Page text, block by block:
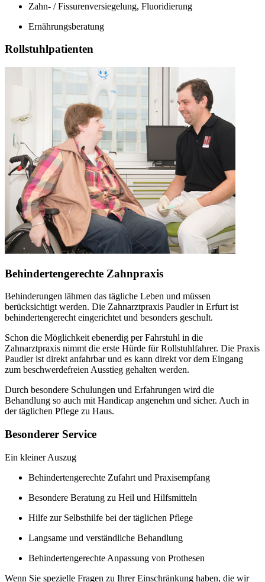
Zahn- / Fissurenversiegelung, Fluoridierung
Ernährungsberatung
Rollstuhlpatienten
Behindertengerechte Zahnpraxis
Behinderungen lähmen das tägliche Leben und müssen
berücksichtigt werden. Die Zahnarztpraxis Paudler in Erfurt ist
behindertengerecht eingerichtet und besonders geschult.
Schon die Möglichkeit ebenerdig per Fahrstuhl in die
Zahnarztpraxis nimmt die erste Hürde für Rollstuhlfahrer. Die Praxis
Paudler ist direkt anfahrbar und es kann direkt vor dem Eingang
zum beschwerdefreien Ausstieg gehalten werden.
Durch besondere Schulungen und Erfahrungen wird die
Behandlung so auch mit Handicap angenehm und sicher. Auch in
der täglichen Pflege zu Haus.
Besonderer Service
Ein kleiner Auszug
Behindertengerechte Zufahrt und Praxisempfang
Besondere Beratung zu Heil und Hilfsmitteln
Hilfe zur Selbsthilfe bei der täglichen Pflege
Langsame und verständliche Behandlung
Behindertengerechte Anpassung von Prothesen
Wenn Sie spezielle Fragen zu Ihrer Einschränkung haben, die wir